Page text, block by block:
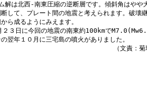
解は北西-南東圧縮の逆断層です。傾斜角はやや
して、プレート間の地震と考えられます。破壊
ら成るようにみえます。
２３日に今回の地震の南東約100kmで
翌年１０月に三宅島の噴火がありました。
　　　　　　　　　　　　　　　　（文責：菊